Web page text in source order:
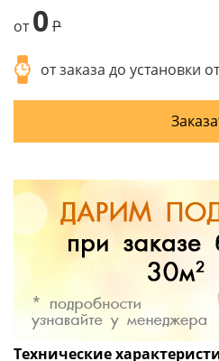
от0 P
от заказа до установки
Технические